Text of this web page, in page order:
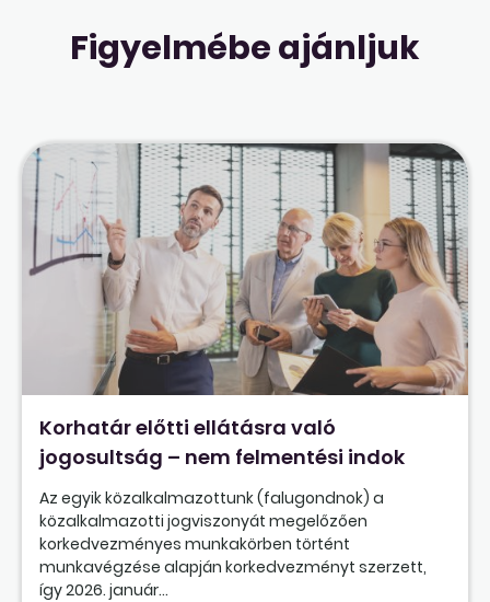
Figyelmébe ajánljuk
Korhatár előtti ellátásra való
jogosultság – nem felmentési indok
Az egyik közalkalmazottunk (falugondnok) a
közalkalmazotti jogviszonyát megelőzően
korkedvezményes munkakörben történt
munkavégzése alapján korkedvezményt szerzett,
így 2026. január...